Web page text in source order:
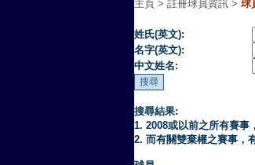
主頁 > 註冊球員資訊 > 球
姓氏(英文):
名字(英文):
中文姓名:
搜尋結果:
1. 2008或以前之所有賽事
2. 而有關雙棄權之賽事，